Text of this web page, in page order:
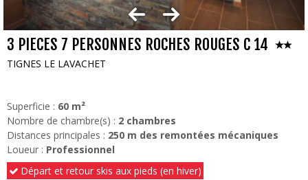
3 PIECES 7 PERSONNES ROCHES ROUGES C 14
TIGNES LE LAVACHET
Superficie : 60 m²
Nombre de chambre(s) : 2 chambres
Distances principales : 250 m des remontées mécaniques
Loueur : Professionnel
Départ et retour skis aux pieds (en hiver)